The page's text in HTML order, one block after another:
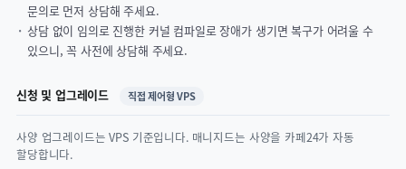
문의로 먼저 상담해 주세요.
상담 없이 임의로 진행한 커널 컴파일로 장애가 생기면 복구가 어려울 수
있으니, 꼭 사전에 상담해 주세요.
신청 및 업그레이드 직접 제어형 VPS
사양 업그레이드는 VPS 기준입니다. 매니지드는 사양을 카페24가 자동
할당합니다.